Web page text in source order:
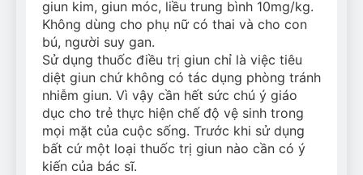
giun kim, giun móc, liều trung bình 10mg/kg.
Không dùng cho phụ nữ có thai và cho con
bú, người suy gan.
Sử dụng thuốc điều trị giun chỉ là việc tiêu
diệt giun chứ không có tác dụng phòng tránh
nhiễm giun. Vì vậy cần hết sức chú ý giáo
dục cho trẻ thực hiện chế độ vệ sinh trong
mọi mặt của cuộc sống. Trước khi sử dụng
bất cứ một loại thuốc trị giun nào cần có ý
kiến của bác sĩ.